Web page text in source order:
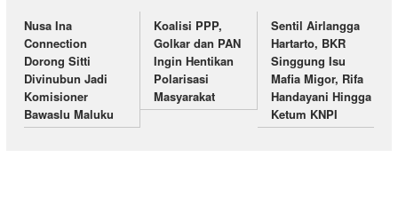
Nusa Ina
Connection
Dorong Sitti
Divinubun Jadi
Komisioner
Bawaslu Maluku
Koalisi PPP,
Golkar dan PAN
Ingin Hentikan
Polarisasi
Masyarakat
Sentil Airlangga
Hartarto, BKR
Singgung Isu
Mafia Migor, Rifa
Handayani Hingga
Ketum KNPI